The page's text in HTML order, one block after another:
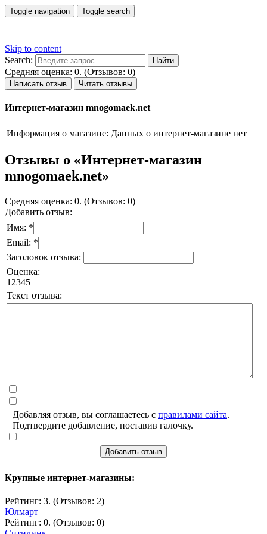
Toggle navigation Toggle search
Skip to content
Search:
Средняя оценка: 0. (Отзывов: 0)
Написать отзыв Читать отзывы
Интернет-магазин mnogomaek.net
Информация о магазине: Данных о интернет-магазине нет
Отзывы о «Интернет-магазин
mnogomaek.net»
Средняя оценка: 0. (Отзывов: 0)
Добавить отзыв:
Имя: *
Email: *
Заголовок отзыва:
Оценка:
1 2345
Текст отзыва:
Добавляя отзыв, вы соглашаетесь с правилами сайта.
Подтвердите добавление, поставив галочку.
Добавить отзыв
Крупные интернет-магазины:
Рейтинг: 3. (Отзывов: 2)
Юлмарт
Рейтинг: 0. (Отзывов: 0)